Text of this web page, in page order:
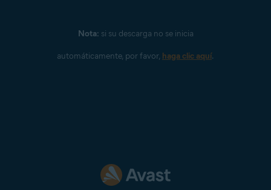
Nota: si su descarga no se inicia
automáticamente, por favor, haga clic aquí.